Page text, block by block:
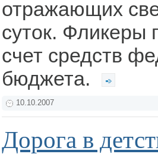
отражающих
суток. Фликеры
счет средств
бюджета.
10.10.2007
Дорога в